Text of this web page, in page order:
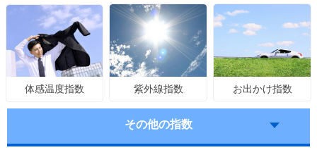
体感温度指数 紫外線指数 お出かけ指数
その他の指数